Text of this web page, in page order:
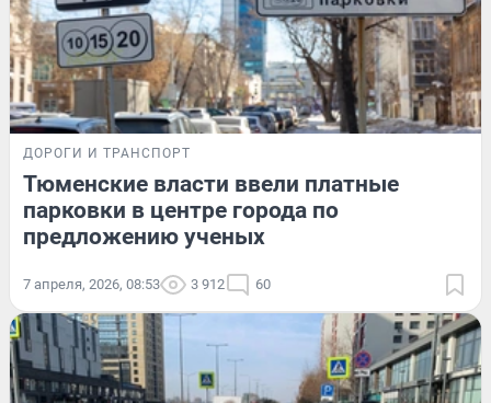
ДОРОГИ И ТРАНСПОРТ
Тюменские власти ввели платные
парковки в центре города по
предложению ученых
7 апреля, 2026, 08:53 3 912 60